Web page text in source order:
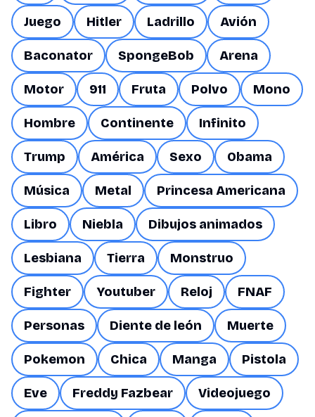
Juego Hitler Ladrillo Avión
Baconator SpongeBob Arena
Motor 911 Fruta Polvo Mono
Hombre Continente Infinito
Trump América Sexo Obama
Música Metal Princesa Americana
Libro Niebla Dibujos animados
Lesbiana Tierra Monstruo
Fighter Youtuber Reloj FNAF
Personas Diente de león Muerte
Pokemon Chica Manga Pistola
Eve Freddy Fazbear Videojuego